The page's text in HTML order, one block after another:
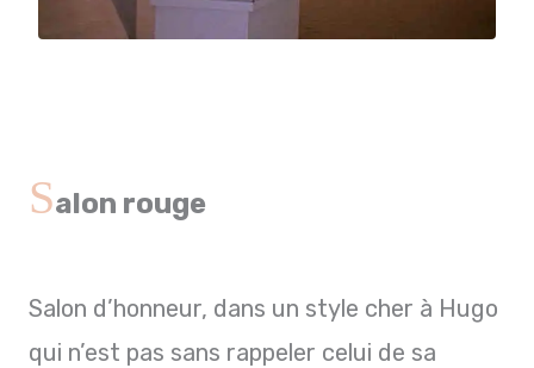
Salon rouge
Salon d’honneur, dans un style cher à Hugo
qui n’est pas sans rappeler celui de sa